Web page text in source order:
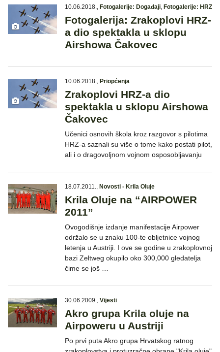
10.06.2018., Fotogalerije: Događaji, Fotogalerije: HRZ
Fotogalerija: Zrakoplovi HRZ-
a dio spektakla u sklopu
Airshowa Čakovec
10.06.2018., Priopćenja
Zrakoplovi HRZ-a dio
spektakla u sklopu Airshowa
Čakovec
Učenici osnovih škola kroz razgovor s pilotima
HRZ-a saznali su više o tome kako postati pilot,
ali i o dragovoljnom vojnom osposobljavanju
18.07.2011., Novosti - Krila Oluje
Krila Oluje na “AIRPOWER
2011”
Ovogodišnje izdanje manifestacije Airpower
održalo se u znaku 100-te obljetnice vojnog
letenja u Austriji. I ove se godine u zrakoplovnoj
bazi Zeltweg okupilo oko 300,000 gledatelja
čime se još …
30.06.2009., Vijesti
Akro grupa Krila oluje na
Airpoweru u Austriji
Po prvi puta Akro grupa Hrvatskog ratnog